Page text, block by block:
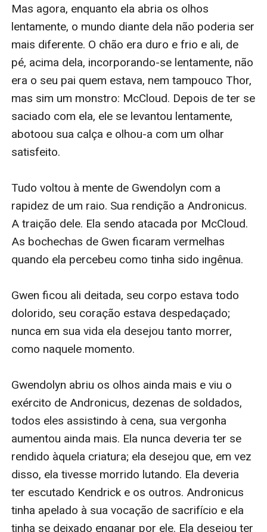
temido do Império: a Terra dos Dragões.
De volta ao Anel, Gwendolyn recupera-se lentamente e
lida com uma profunda depressão após seu ataque.
Kendrick e os outros prometem lutar por sua honra,
apesar das suas escassas probabilidades de sucesso.
Segue-se uma das maiores batalhas da história do
Anel, enquanto eles lutam para libertar Silésia e
conquistar Andronicus.
Enquanto isso, Godfrey se encontra disfarçado atrás
aprendendo o que significa tornar-se um guerreiro, de
uma maneira bem peculiar. Gareth consegue ficar vivo,
usando toda a sua astúcia para evitar ser capturado
por Andronicus, enquanto Erec luta por sua vida para
salvar Savária da iminente invasão de Andronicus e
preço por fazer o que é p******o: interferir nos
assuntos humanos. E Gwendolyn deve decidir entre
renunciar a sua vida, ou tornar-se uma freira e viver
reclusa na antiga Torre de Refúgio.
finalmente descubra quem é seu verdadeiro pai.
Será que Thor e os outros sobreviverão à busca? Será
que eles vão recuperar a Espada do Destino? Será que
o Anel vai sobreviver à invasão de Andronicus? O que
será de Gwendolyn, Kendrick e Erec? E quem é o
verdadeiro pai de Thor?
Com sua ambientação em um mundo sofisticado e
sua caracterização de época, UMA CARGA DE VALOR é
um conto épico sobre amigos e amantes, rivais e